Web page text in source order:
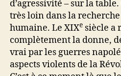
d’agressivité – sur la
très loin dans la
humaine. Le XIXe siècle a
complètement la donne,
vrai par les guerres
aspects violents de la